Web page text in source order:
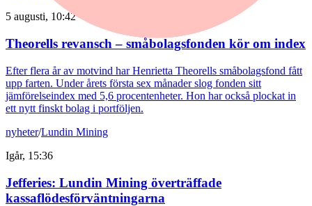
5 augusti, 10:42
Theorells revansch – småbolagsfonden kör om index
Efter flera år av motvind har Henrietta Theorells småbolagsfond fått
upp farten. Under årets första sex månader slog fonden sitt
jämförelseindex med 5,6 procentenheter. Hon har också plockat in
ett nytt finskt bolag i portföljen.
nyheter/Lundin Mining
Igår, 15:36
Jefferies: Lundin Mining överträffade
kassaflödesförväntningarna